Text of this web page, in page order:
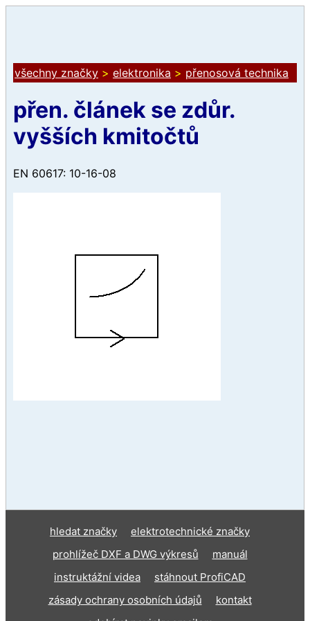
všechny značky > elektronika > přenosová technika
přen. článek se zdůr.
vyšších kmitočtů
EN 60617: 10-16-08
hledat značky
elektrotechnické značky
prohlížeč DXF a DWG výkresů
manuál
instruktážní videa
stáhnout ProfiCAD
zásady ochrany osobních údajů
kontakt